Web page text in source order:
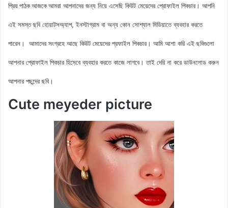
প্রিয় পাঠক আজকেআমরা আপনাদের জন্য নিয়ে এসেছি কিউট মেয়েদের প্রোফাইল পিকচার। আপনি
এই সমস্ত ছবি হোয়াটসঅ্যাপ, ইনস্টাগ্রাম বা অন্য কোন সোশ্যাল মিডিয়াতে ব্যবহার করতে
পারেন। আমাদের সংগ্রহে আছে কিউট মেয়েদের প্রফাইল পিকচার । আমি আশা করি এই ছবিগুলো
আপনার প্রোফাইল পিকচার হিসেবে ব্যবহার করতে কাজে লাগবে। তাই দেরি না করে ডাউনলোড করুন
আপনার পছন্দের ছবি।
Cute meyeder picture